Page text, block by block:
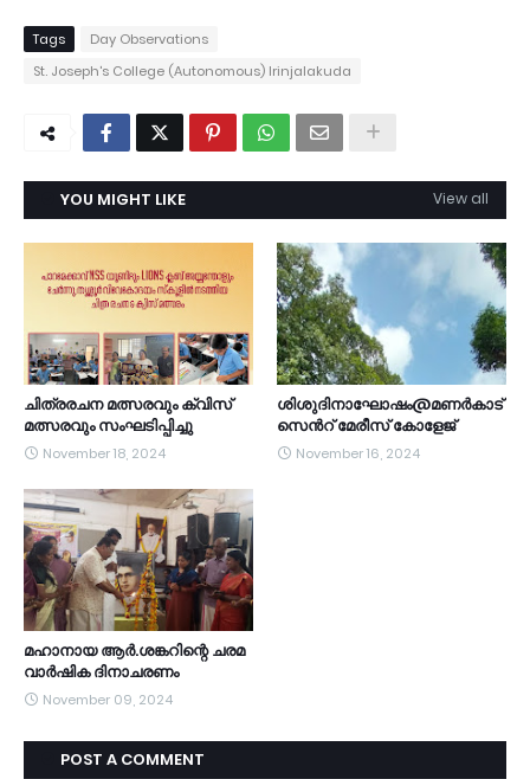
Tags
Day Observations
St. Joseph's College (Autonomous) Irinjalakuda
YOU MIGHT LIKE View all
ചിത്രരചന മത്സരവും ക്വിസ്
മത്സരവും സംഘടിപ്പിച്ചു
November 18, 2024
ശിശുദിനാഘോഷം@മണർകാട്
സെൻറ് മേരീസ് കോളേജ്
November 16, 2024
മഹാനായ ആർ.ശങ്കറിന്റെ ചരമ
വാർഷിക ദിനാചരണം
November 09, 2024
POST A COMMENT